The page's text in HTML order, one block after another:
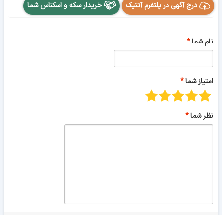
درج آگهی در پلتفرم آنتیک خریدار سکه و اسکناس شما
نام شما
امتیاز شما
نظر شما